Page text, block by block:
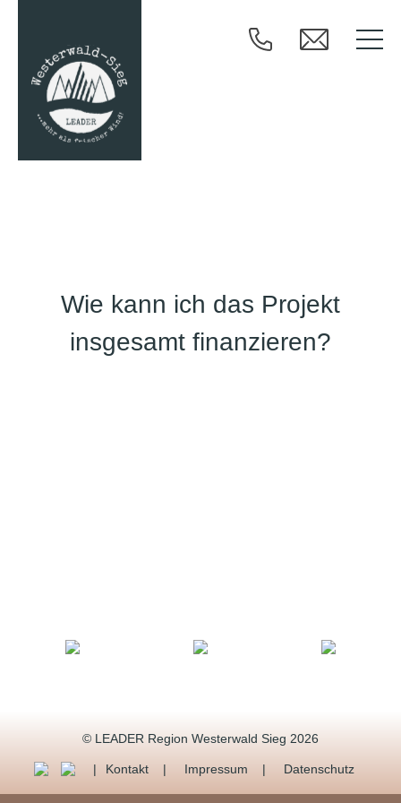
Wie kann ich das Projekt
insgesamt finanzieren?
© LEADER Region Westerwald Sieg 2026
Kontakt Impressum Datenschutz